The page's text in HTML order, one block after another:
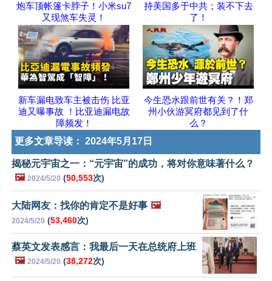
炮车顶帐篷卡脖子！小米su7
又现煞车失灵！
持美国多于中共；装不下去
了！
新车漏电致车主被击伤 比亚
迪又曝事故 ！比亚迪漏电故
障频发！
今生恐水跟前世有关？！郑
州小伙游冥府都见到了什
么？
更多文章导读： 2024年5月17日
揭秘元宇宙之一：“元宇宙”的成功，将对你意味著什么？
🖼️ 2024/5/20 (50,553次)
大陆网友：找你的肯定不是好事 🖼️
2024/5/20 (53,460次)
蔡英文发表感言：我最后一天在总统府上班
🖼️ 2024/5/20 (38,272次)